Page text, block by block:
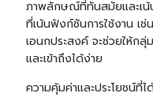
ภาพลักษณ์ที่ทันสมัยและเน้
ที่เน้นฟังก์ชันการใช้งาน เ
เอนกประสงค์ จะช่วยให้กลุ่
และเข้าถึงได้ง่าย
ความคุ้มค่าและประโยชน์ที่ไ